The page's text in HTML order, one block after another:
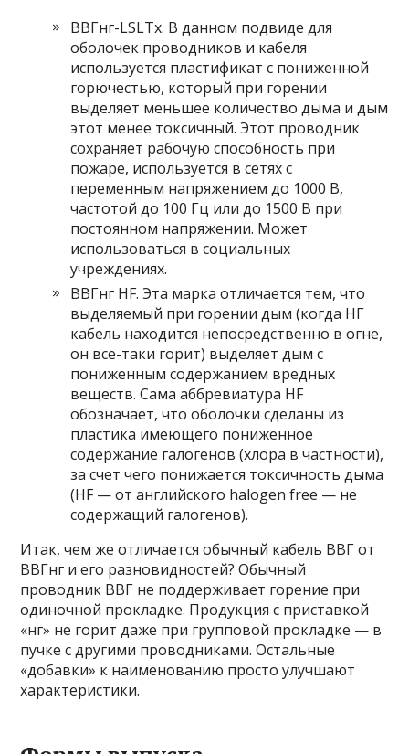
ВВГнг-LSLTx. В данном подвиде для
оболочек проводников и кабеля
используется пластификат с пониженной
горючестью, который при горении
выделяет меньшее количество дыма и дым
этот менее токсичный. Этот проводник
сохраняет рабочую способность при
пожаре, используется в сетях с
переменным напряжением до 1000 В,
частотой до 100 Гц или до 1500 В при
постоянном напряжении. Может
использоваться в социальных
учреждениях.
ВВГнг HF. Эта марка отличается тем, что
выделяемый при горении дым (когда НГ
кабель находится непосредственно в огне,
он все-таки горит) выделяет дым с
пониженным содержанием вредных
веществ. Сама аббревиатура HF
обозначает, что оболочки сделаны из
пластика имеющего пониженное
содержание галогенов (хлора в частности),
за счет чего понижается токсичность дыма
(HF — от английского halogen free — не
содержащий галогенов).
Итак, чем же отличается обычный кабель ВВГ от
ВВГнг и его разновидностей? Обычный
проводник ВВГ не поддерживает горение при
одиночной прокладке. Продукция с приставкой
«нг» не горит даже при групповой прокладке — в
пучке с другими проводниками. Остальные
«добавки» к наименованию просто улучшают
характеристики.